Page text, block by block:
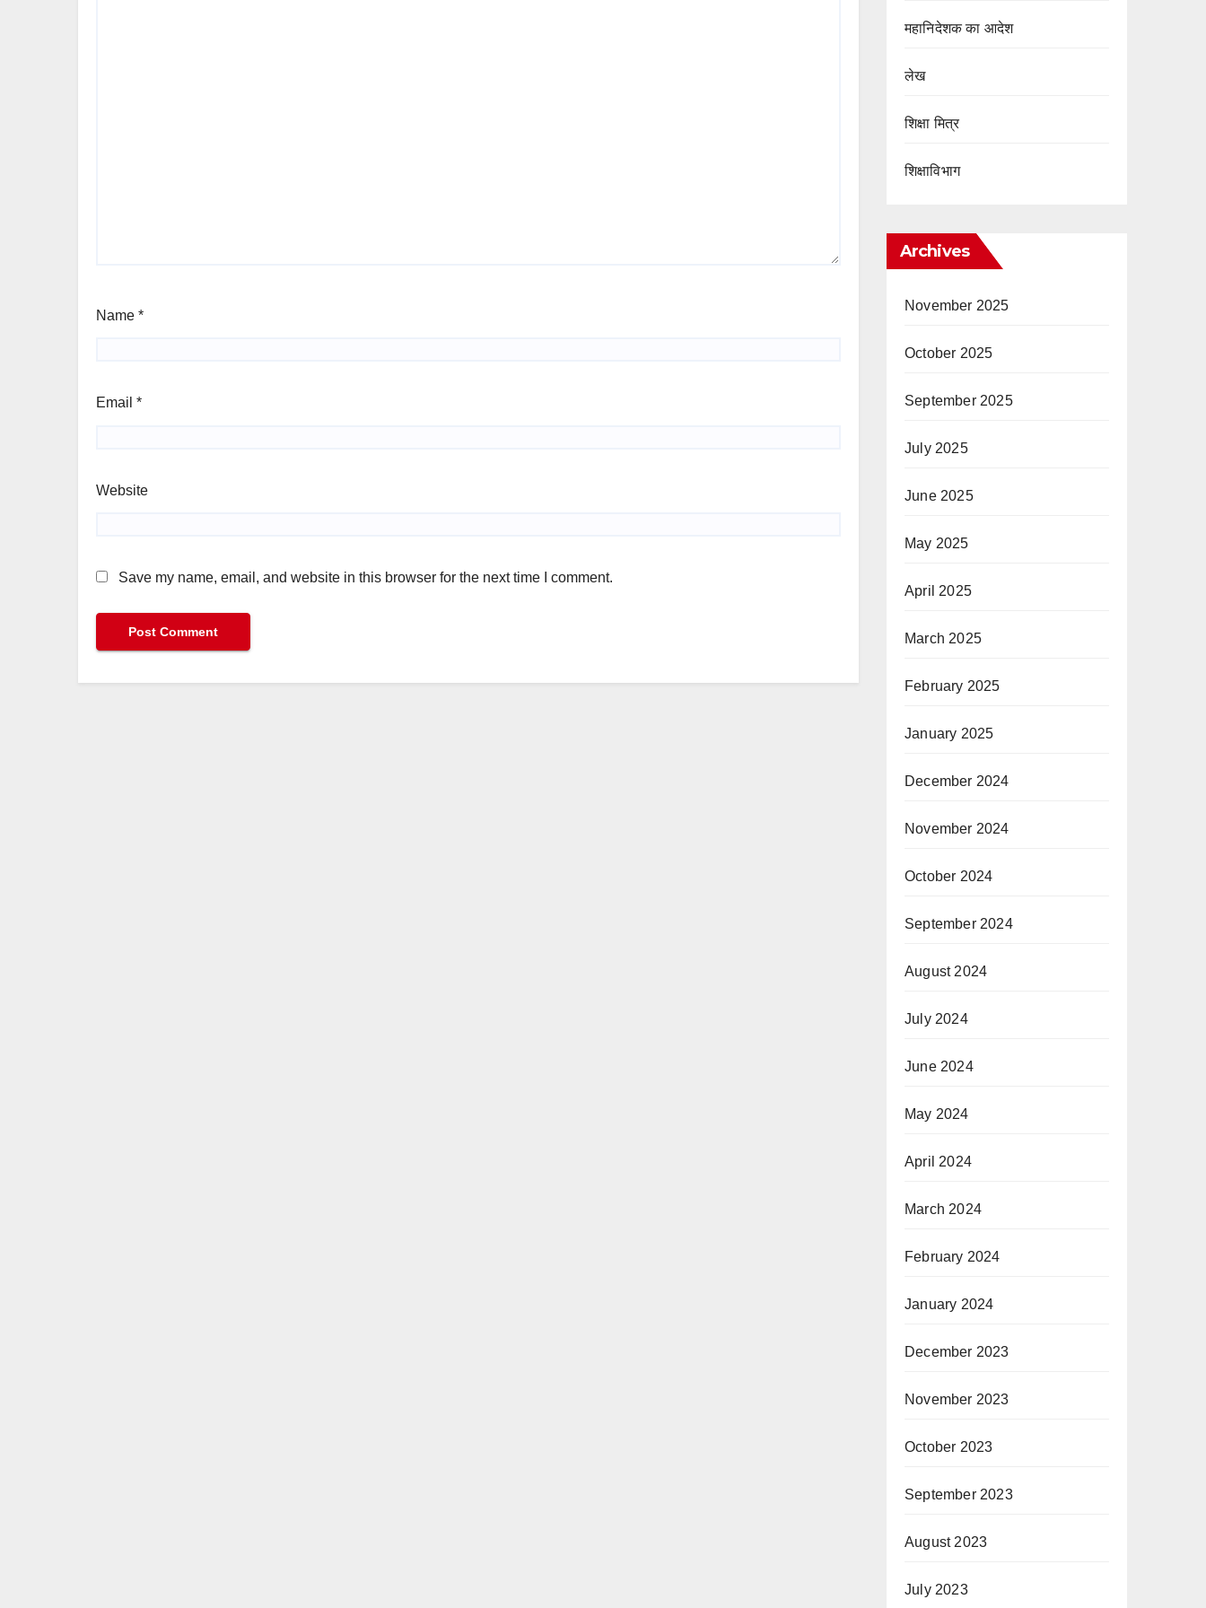
Name *
Email *
Website
Save my name, email, and website in this browser for the next time I comment.
महानिदेशक का आदेश
लेख
शिक्षा मित्र
शिक्षाविभाग
Archives
November 2025
October 2025
September 2025
July 2025
June 2025
May 2025
April 2025
March 2025
February 2025
January 2025
December 2024
November 2024
October 2024
September 2024
August 2024
July 2024
June 2024
May 2024
April 2024
March 2024
February 2024
January 2024
December 2023
November 2023
October 2023
September 2023
August 2023
July 2023